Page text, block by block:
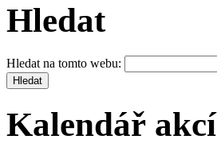
Hledat
Hledat na tomto webu:
Kalendář akcí